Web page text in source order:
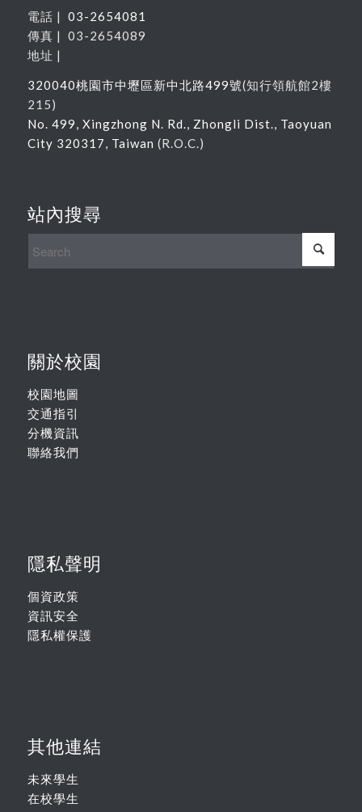
電話 | 03-2654081
傳真 | 03-2654089
地址 |
320040桃園市中壢區新中北路499號(知行領航館2樓
215)
No. 499, Xingzhong N. Rd., Zhongli Dist., Taoyuan
City 320317, Taiwan (R.O.C.)
站內搜尋
關於校園
校園地圖
交通指引
分機資訊
聯絡我們
隱私聲明
個資政策
資訊安全
隱私權保護
其他連結
未來學生
在校學生